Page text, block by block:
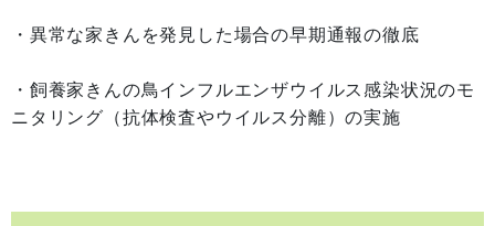
・異常な家きんを発見した場合の早期通報の徹底
・飼養家きんの鳥インフルエンザウイルス感染状況のモ
ニタリング（抗体検査やウイルス分離）の実施